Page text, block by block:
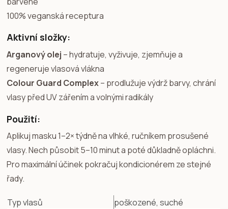
100% veganská receptura
Aktivní složky:
Arganový olej – hydratuje, vyživuje, zjemňuje a
regeneruje vlasová vlákna
Colour Guard Complex– prodlužuje výdrž barvy, chrání
vlasy před UV zářením a volnými radikály
Použití:
Aplikuj masku 1–2× týdně na vlhké, ručníkem prosušené
vlasy. Nech působit 5–10 minut a poté důkladně opláchni.
Pro maximální účinek pokračuj kondicionérem ze stejné
řady.
Typ vlasů
poškozené, suché